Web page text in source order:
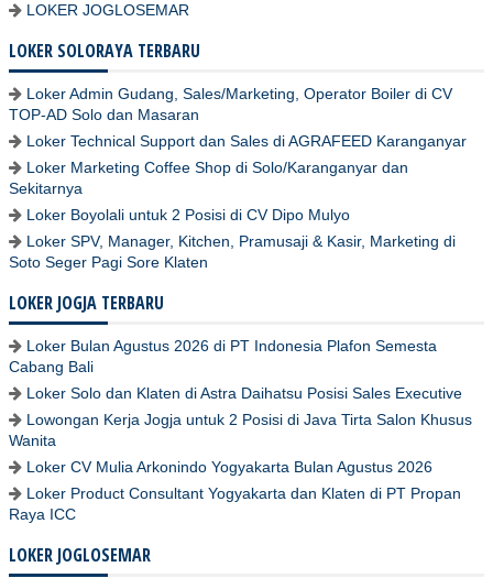
LOKER JOGLOSEMAR
LOKER SOLORAYA TERBARU
Loker Admin Gudang, Sales/Marketing, Operator Boiler di CV
TOP-AD Solo dan Masaran
Loker Technical Support dan Sales di AGRAFEED Karanganyar
Loker Marketing Coffee Shop di Solo/Karanganyar dan
Sekitarnya
Loker Boyolali untuk 2 Posisi di CV Dipo Mulyo
Loker SPV, Manager, Kitchen, Pramusaji & Kasir, Marketing di
Soto Seger Pagi Sore Klaten
LOKER JOGJA TERBARU
Loker Bulan Agustus 2026 di PT Indonesia Plafon Semesta
Cabang Bali
Loker Solo dan Klaten di Astra Daihatsu Posisi Sales Executive
Lowongan Kerja Jogja untuk 2 Posisi di Java Tirta Salon Khusus
Wanita
Loker CV Mulia Arkonindo Yogyakarta Bulan Agustus 2026
Loker Product Consultant Yogyakarta dan Klaten di PT Propan
Raya ICC
LOKER JOGLOSEMAR